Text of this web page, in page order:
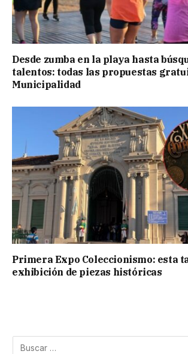
Desde zumba en la playa hasta
talentos: todas las propuestas
Municipalidad
Primera Expo Coleccionismo: esta
exhibición de piezas históricas